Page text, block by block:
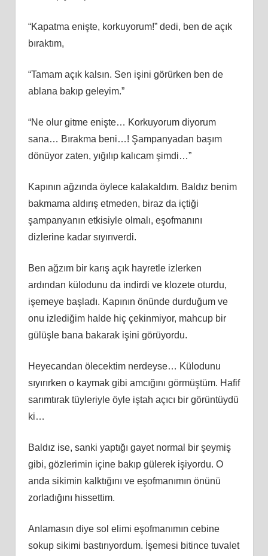
“Kapatma enişte, korkuyorum!” dedi, ben de açık
bıraktım,
“Tamam açık kalsın. Sen işini görürken ben de
ablana bakıp geleyim.”
“Ne olur gitme enişte… Korkuyorum diyorum
sana… Bırakma beni…! Şampanyadan başım
dönüyor zaten, yığılıp kalıcam şimdi…”
Kapının ağzında öylece kalakaldım. Baldız benim
bakmama aldırış etmeden, biraz da içtiği
şampanyanın etkisiyle olmalı, eşofmanını
dizlerine kadar sıyırıverdi.
Ben ağzım bir karış açık hayretle izlerken
ardından külodunu da indirdi ve klozete oturdu,
işemeye başladı. Kapının önünde durduğum ve
onu izlediğim halde hiç çekinmiyor, mahcup bir
gülüşle bana bakarak işini görüyordu.
Heyecandan ölecektim nerdeyse… Külodunu
sıyırırken o kaymak gibi amcığını görmüştüm. Hafif
sarımtırak tüyleriyle öyle iştah açıcı bir görüntüydü
ki…
Baldız ise, sanki yaptığı gayet normal bir şeymiş
gibi, gözlerimin içine bakıp gülerek işiyordu. O
anda sikimin kalktığını ve eşofmanımın önünü
zorladığını hissettim.
Anlamasın diye sol elimi eşofmanımın cebine
sokup sikimi bastırıyordum. İşemesi bitince tuvalet